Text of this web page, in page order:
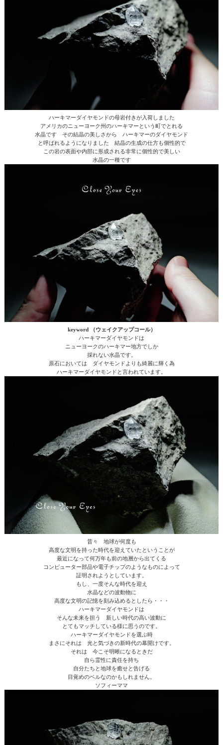
ハーキマーダイヤモンドの母岩付きが入荷しました
アメリカのニューヨーク州のハーキマーという町でとれる
水晶です その結晶の美しさから ハーキマーのダイヤモンド
と呼ばれるようになりました 結晶の生成の仕方も個性的で
この岩の表面や内部に形成される非常に個性的で美しい
水晶の一種です
keyword （ウェイクアップコール）
ハーキマーダイヤモンドは
ニューヨークのハーキマー地方でしか
採れない水晶です。
原石においては ダイヤモンドよりも綺麗に輝く為
ハーキマーダイヤモンドと言われています。
昔々 地球が何度も
高度な文明を持った時代を迎えていたということが
最近になって何万年も前の地層から出てくる
コンピューター部品や電子チップのようなものによって
証明されようとしています。
もし、一度そんな時代を迎え
水晶などの波動物に
高度な文明の記憶を刻み込めるとしたら・・・
ハーキマーダイヤモンドは
そんな未来を担う 新しい時代の高い波動に
とてもマッチしている様に思うのです。
ハーキマーダイヤモンドを選ぶ時
まさにそれは 光と気づきの新時代の幕開けです。
それは 今こそ明晰になるときだ
自ら霊性に責任を持ち
自分たちと地球を癒せと告げる
目覚めのベルなのかもしれません。
ソフィーママ